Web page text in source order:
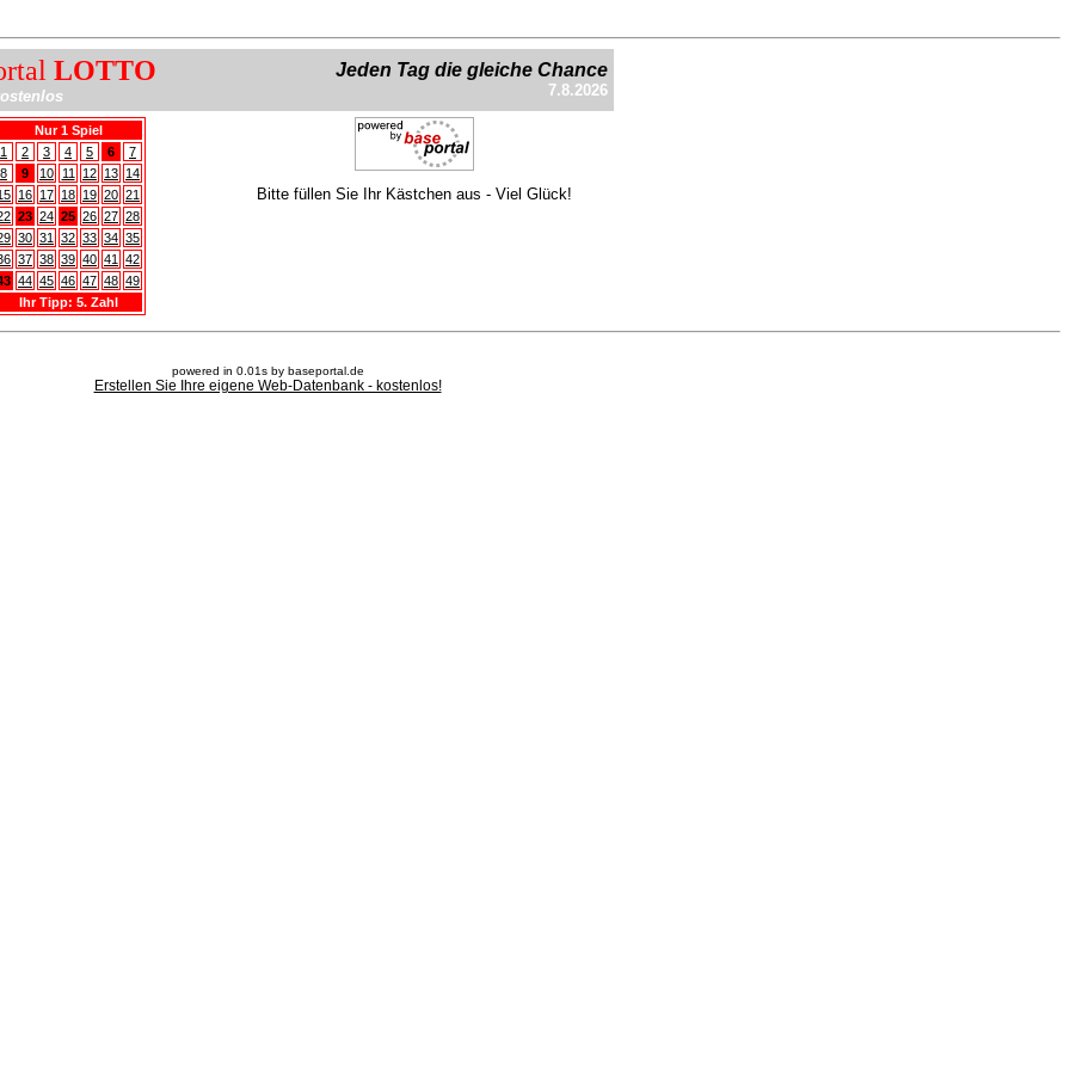
LOTTO Jeden Tag die gleiche Chance
7.8.2026
Nur 1 Spiel
1
2 3 4 5 6
7
8
9 10 11 12 13 14
16 17 18 19 20 21
23 24 25 26 27 28
30 31 32 33 34 35
37 38 39 40 41
42
44 45 46 47 48 49
Ihr Tipp: 5. Zahl
Bitte füllen Sie Ihr Kästchen aus - Viel Glück!
powered in 0.01s by baseportal.de
Erstellen Sie Ihre eigene Web-Datenbank - kostenlos!